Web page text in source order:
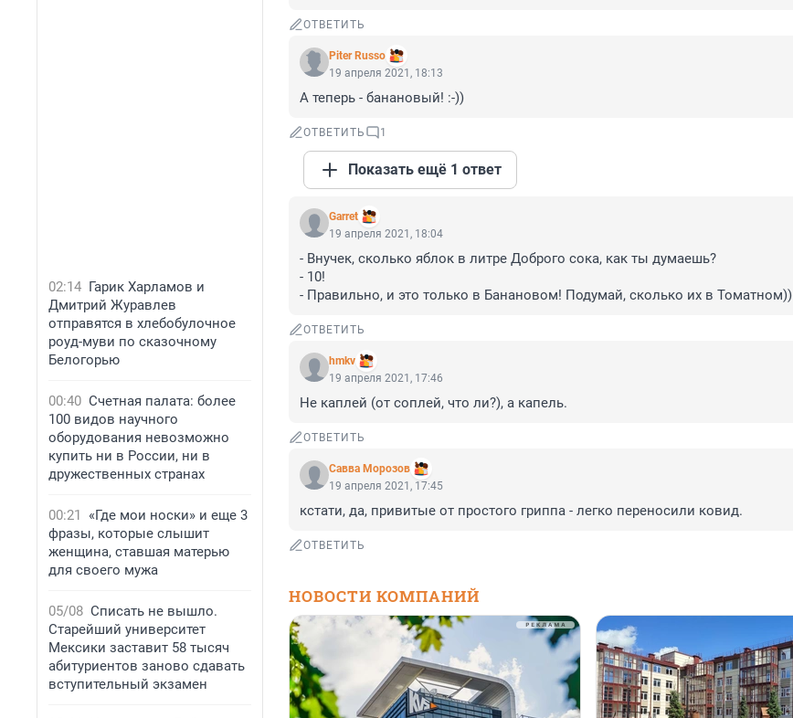
02:14 Гарик Харламов и
Дмитрий Журавлев
отправятся в хлебобулочное
роуд-муви по сказочному
Белогорью
00:40 Счетная палата: более
100 видов научного
оборудования невозможно
купить ни в России, ни в
дружественных странах
00:21
«Где мои носки» и еще 3
фразы, которые слышит
женщина, ставшая матерью
для своего мужа
05/08 Списать не вышло.
Старейший университет
Мексики заставит 58 тысяч
абитуриентов заново сдавать
вступительный экзамен
ОТВЕТИТЬ
Piter Russo
19 апреля 2021, 18:13
А теперь - банановый! :-))
ОТВЕТИТЬ 1
Показать ещё 1 ответ
Garret
19 апреля 2021, 18:04
- Внучек, сколько яблок в литре Доброго сока, как ты думаешь?
- 10!
- Правильно, и это только в Банановом! Подумай, сколько их в Томатном))
ОТВЕТИТЬ
hmkv
19 апреля 2021, 17:46
Не каплей (от соплей, что ли?), а капель.
ОТВЕТИТЬ
Савва Морозов
19 апреля 2021, 17:45
кстати, да, привитые от простого гриппа - легко переносили ковид.
ОТВЕТИТЬ
НОВОСТИ КОМПАНИЙ